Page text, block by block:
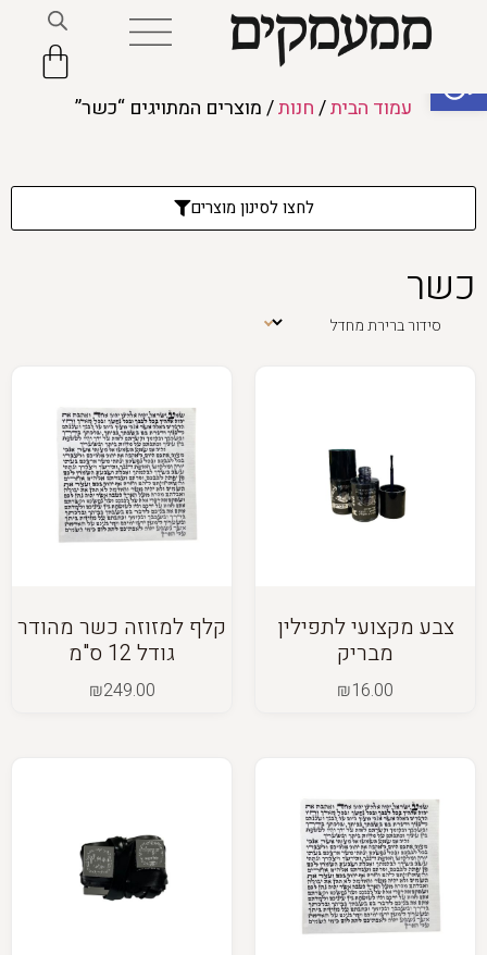
פתח סרגל נגישות
עמוד הבית/חנות/ מוצרים המתויגים “כשר”
לחצו לסינון מוצרים
כשר
צבע מקצועי לתפילין
מבריק
₪16.00
קלף למזוזה כשר מהודר
גודל 12 ס"מ
₪249.00